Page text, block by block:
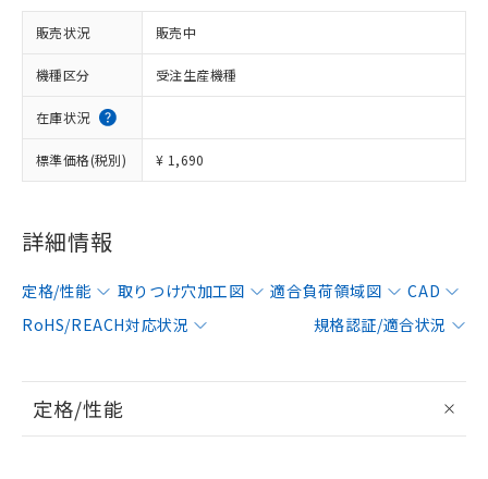
販売状況 販売中
機種区分 受注生産機種
在庫状況
標準価格(税別) ¥ 1,690
詳細情報
定格/性能 取りつけ穴加工図 適合負荷領域図
CAD
RoHS/REACH対応状況
規格認証/適合状況
定格/性能